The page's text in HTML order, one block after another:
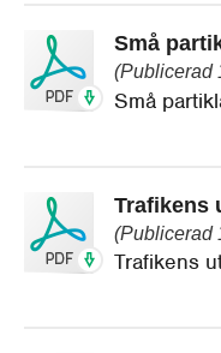
Små
(Publicerad
Små
Trafikens
(Publicerad
Trafikens